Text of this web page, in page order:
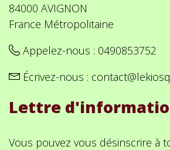
84000 AVIGNON
France Métropolitaine
Appelez-nous : 0490853752
Écrivez-nous :
Lettre
Vous pouvez vous désinscrire à